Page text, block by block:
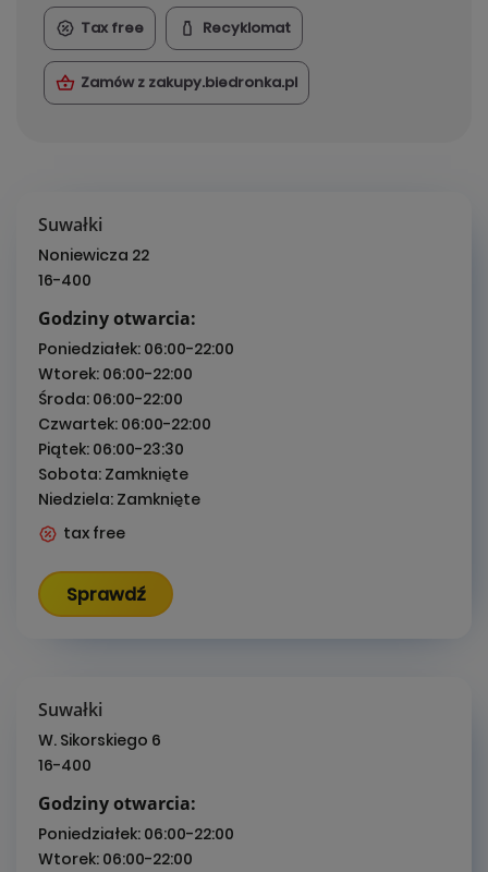
Tax free Recyklomat
Zamów z zakupy.biedronka.pl
Suwałki
Noniewicza 22
16-400
Godziny otwarcia:
Poniedziałek: 06:00-22:00
Wtorek: 06:00-22:00
Środa: 06:00-22:00
Czwartek: 06:00-22:00
Piątek: 06:00-23:30
Sobota: Zamknięte
Niedziela: Zamknięte
tax free
Sprawdź
Suwałki
W. Sikorskiego 6
16-400
Godziny otwarcia:
Poniedziałek: 06:00-22:00
Wtorek: 06:00-22:00